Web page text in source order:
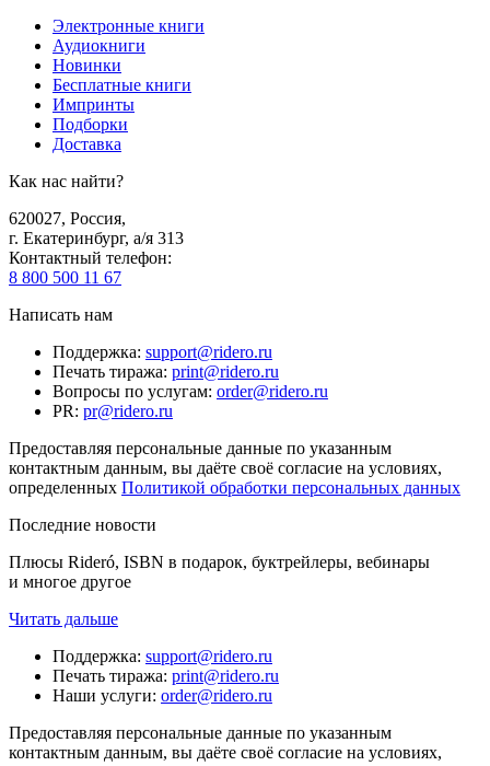
Электронные книги
Аудиокниги
Новинки
Бесплатные книги
Импринты
Подборки
Доставка
Как нас найти?
620027, Россия,
г. Екатеринбург, а/я 313
Контактный телефон:
8 800 500 11 67
Написать нам
Поддержка: support@ridero.ru
Печать тиража: print@ridero.ru
Вопросы по услугам: order@ridero.ru
PR: pr@ridero.ru
Предоставляя персональные данные по указанным
контактным данным, вы даёте своё согласие на условиях,
определенных Политикой обработки персональных данных
Последние новости
Плюсы Rideró, ISBN в подарок, буктрейлеры, вебинары
и многое другое
Читать дальше
Поддержка: support@ridero.ru
Печать тиража: print@ridero.ru
Наши услуги: order@ridero.ru
Предоставляя персональные данные по указанным
контактным данным, вы даёте своё согласие на условиях,